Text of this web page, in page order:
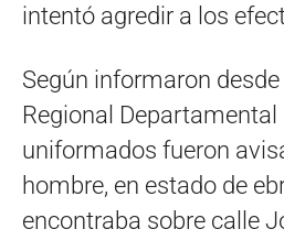
intentó agredir a los
Según informaron
Regional Departamental
uniformados fueron
hombre, en estado de
encontraba sobre calle